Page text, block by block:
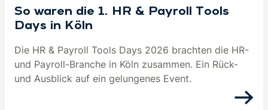
So waren die 1. HR & Payroll Tools
Days in Köln
Die HR & Payroll Tools Days 2026 brachten die HR-
und Payroll-Branche in Köln zusammen. Ein Rück-
und Ausblick auf ein gelungenes Event.